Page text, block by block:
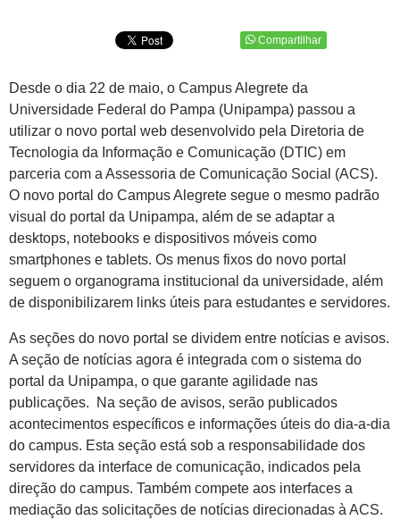
Compartilhar
Desde o dia 22 de maio, o Campus Alegrete da
Universidade Federal do Pampa (Unipampa) passou a
utilizar o novo portal web desenvolvido pela Diretoria de
Tecnologia da Informação e Comunicação (DTIC) em
parceria com a Assessoria de Comunicação Social (ACS).
O novo portal do Campus Alegrete segue o mesmo padrão
visual do portal da Unipampa, além de se adaptar a
desktops, notebooks e dispositivos móveis como
smartphones e tablets. Os menus fixos do novo portal
seguem o organograma institucional da universidade, além
de disponibilizarem links úteis para estudantes e servidores.
As seções do novo portal se dividem entre notícias e avisos.
A seção de notícias agora é integrada com o sistema do
portal da Unipampa, o que garante agilidade nas
publicações. Na seção de avisos, serão publicados
acontecimentos específicos e informações úteis do dia-a-dia
do campus. Esta seção está sob a responsabilidade dos
servidores da interface de comunicação, indicados pela
direção do campus. Também compete aos interfaces a
mediação das solicitações de notícias direcionadas à ACS.